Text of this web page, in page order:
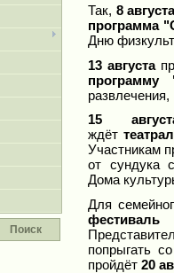
Поиск
Так, 8 августа
программа
Дню
13 августа
15
ждёт
Участникам
от сундука
Дома
Для
попрыгать
пройдёт 20